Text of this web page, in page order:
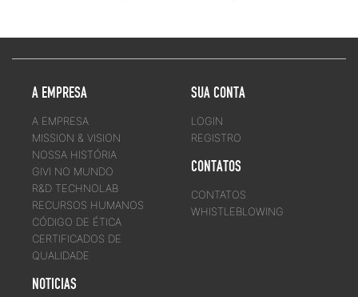
A EMPRESA
A EMPRESA
MISSION & VISION
NOSSA HISTÓRIA
GIVI NO MUNDO
R&D TECHNOLAB
RECURSOS HUMANOS
CÓDIGO DE ÉTICA
CERTIFICADOS DE
QUALIDADE
NOTICIAS
SUA CONTA
LOGIN
REGISTRO
CONTATOS
CONTATOS
WHISTLEBLOWING